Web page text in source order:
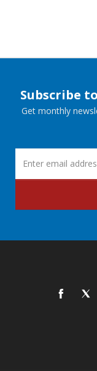
Subscribe
Get monthly